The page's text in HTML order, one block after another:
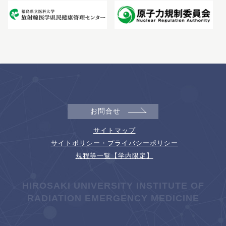
お問合せ
サイトマップ
サイトポリシー・プライバシーポリシー
規程等一覧【学内限定】
HIROSAKI UNIVERSITY INSTITUTE OF
RADIATION EMERGENCY MEDICINE